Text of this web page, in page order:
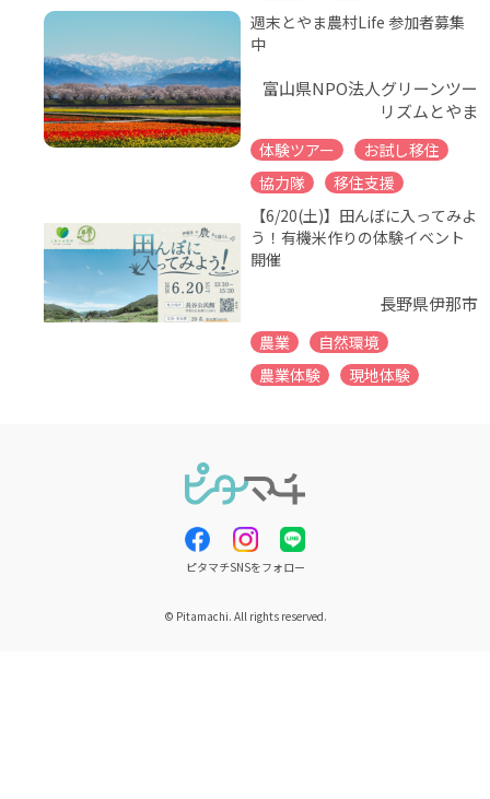
週末とやま農村Life 参加者募集
中
富山県NPO法人グリーンツー
リズムとやま
体験ツアー
お試し移住
協力隊
移住支援
【6/20(土)】田んぼに入ってみよ
う！有機米作りの体験イベント
開催
長野県伊那市
農業
自然環境
農業体験
現地体験
ピタマチSNSをフォロー
© Pitamachi. All rights reserved.